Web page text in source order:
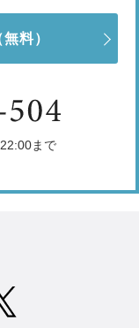
無料）
まで